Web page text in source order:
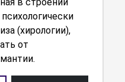
в строении
(хирологии),
от